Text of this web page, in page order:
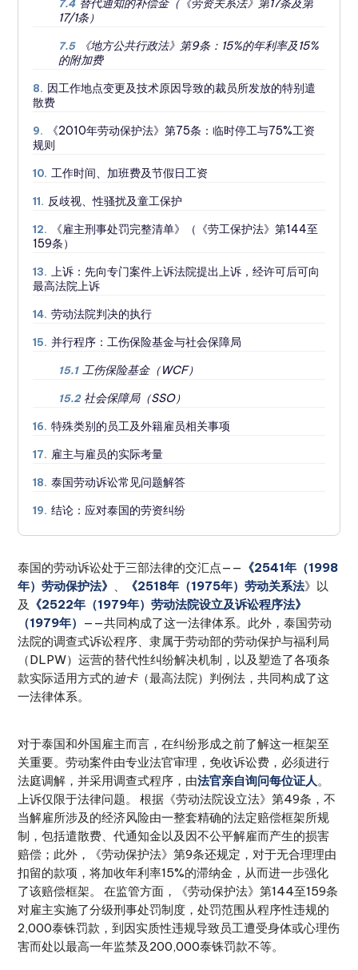
7.4 替代通知的补偿金（《劳资关系法》第17条及第
17/1条）
7.5
《地方公共行政法》第9条：15%的年利率及15%
的附加费
8. 因工作地点变更及技术原因导致的裁员所发放的特别遣
散费
9.
《2010年劳动保护法》第75条：临时停工与75%工资
规则
10. 工作时间、加班费及节假日工资
11. 反歧视、性骚扰及童工保护
12.
《雇主刑事处罚完整清单》（《劳工保护法》第144至
159条）
13. 上诉：先向专门案件上诉法院提出上诉，经许可后可向
最高法院上诉
14. 劳动法院判决的执行
15. 并行程序：工伤保险基金与社会保障局
15.1 工伤保险基金（WCF）
15.2 社会保障局（SSO）
16. 特殊类别的员工及外籍雇员相关事项
17. 雇主与雇员的实际考量
18. 泰国劳动诉讼常见问题解答
19. 结论：应对泰国的劳资纠纷
泰国的劳动诉讼处于三部法律的交汇点—— 《2541年（1998
年）劳动保护法》 、 《2518年（1975年）劳动关系法》以
及 《2522年（1979年）劳动法院设立及诉讼程序法》
（1979年） ——共同构成了这一法律体系。此外，泰国劳动
法院的调查式诉讼程序、隶属于劳动部的劳动保护与福利局
（DLPW）运营的替代性纠纷解决机制，以及塑造了各项条
款实际适用方式的迪卡（最高法院）判例法，共同构成了这
一法律体系。
对于泰国和外国雇主而言，在纠纷形成之前了解这一框架至
关重要。劳动案件由专业法官审理，免收诉讼费，必须进行
法庭调解，并采用调查式程序，由法官亲自询问每位证人。
上诉仅限于法律问题。 根据《劳动法院设立法》第49条，不
当解雇所涉及的经济风险由一整套精确的法定赔偿框架所规
制，包括遣散费、代通知金以及因不公平解雇而产生的损害
赔偿；此外，《劳动保护法》第9条还规定，对于无合理理由
扣留的款项，将加收年利率15%的滞纳金，从而进一步强化
了该赔偿框架。 在监管方面，《劳动保护法》第144至159条
对雇主实施了分级刑事处罚制度，处罚范围从程序性违规的
2,000泰铢罚款，到因实质性违规导致员工遭受身体或心理伤
害而处以最高一年监禁及200,000泰铢罚款不等。